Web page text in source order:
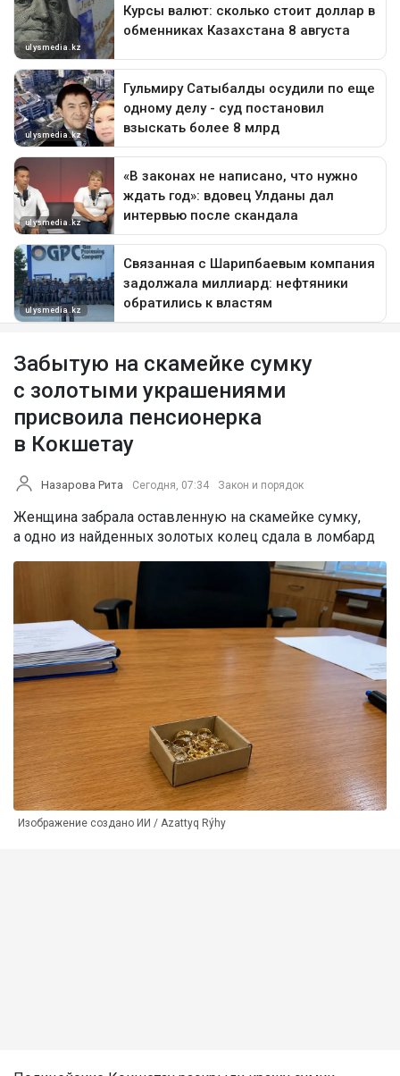
Забытую на скамейке сумку
с золотыми украшениями
присвоила пенсионерка
в Кокшетау
Назарова Рита Сегодня, 07:34 Закон и порядок
Женщина забрала оставленную на скамейке сумку,
а одно из найденных золотых колец сдала в ломбард
Изображение создано ИИ / Azattyq Rýhy